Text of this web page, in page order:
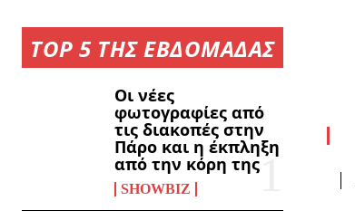
TOP 5 ΤΗΣ ΕΒΔΟΜΑΔΑΣ
Οι νέες
φωτογραφίες από
τις διακοπές στην
Πάρο και η έκπληξη
από την κόρη της
SHOWBIZ